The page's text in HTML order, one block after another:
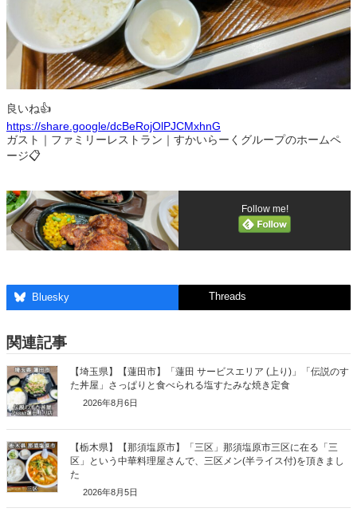
良いね👍
https://share.google/dcBeRojOlPJCMxhnG
ガスト｜ファミリーレストラン｜すかいらーくグループのホームペ
ージ📋️
Follow me!
Bluesky Threads
関連記事
【埼玉県】【蓮田市】「蓮田 サービスエリア (上り)」「伝説のす
た丼屋」さっぱりと食べられる塩すたみな焼き定食
2026年8月6日
【栃木県】【那須塩原市】「三区」那須塩原市三区に在る「三
区」という中華料理屋さんで、三区メン(半ライス付)を頂きまし
た
2026年8月5日